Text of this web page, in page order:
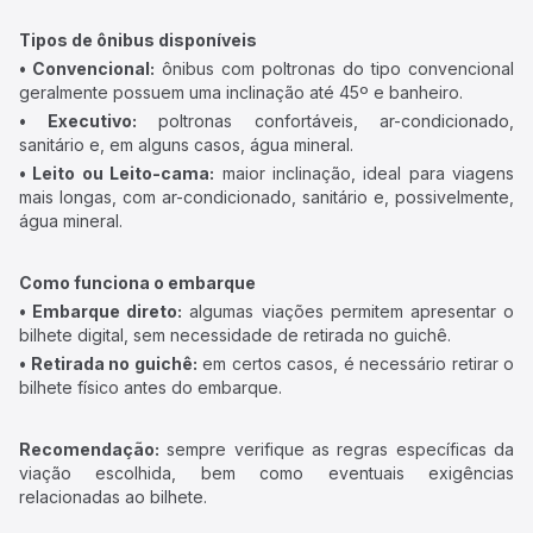
Tipos de ônibus disponíveis
• Convencional: ônibus com poltronas do tipo convencional
geralmente possuem uma inclinação até 45º e banheiro.
• Executivo: poltronas confortáveis, ar-condicionado,
sanitário e, em alguns casos, água mineral.
• Leito ou Leito-cama: maior inclinação, ideal para viagens
mais longas, com ar-condicionado, sanitário e, possivelmente,
água mineral.
Como funciona o embarque
• Embarque direto: algumas viações permitem apresentar o
bilhete digital, sem necessidade de retirada no guichê.
• Retirada no guichê: em certos casos, é necessário retirar o
bilhete físico antes do embarque.
Recomendação: sempre verifique as regras específicas da
viação escolhida, bem como eventuais exigências
relacionadas ao bilhete.